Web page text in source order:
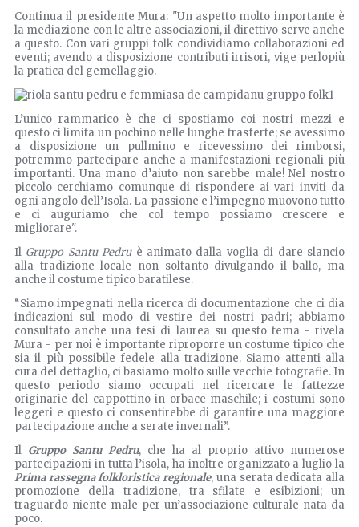
Continua il presidente Mura: "Un aspetto molto importante è
la mediazione con le altre associazioni, il direttivo serve anche
a questo. Con vari gruppi folk condividiamo collaborazioni ed
eventi; avendo a disposizione contributi irrisori, vige perlopiù
la pratica del gemellaggio.
L’unico rammarico è che ci spostiamo coi nostri mezzi e
questo ci limita un pochino nelle lunghe trasferte; se avessimo
a disposizione un pullmino e ricevessimo dei rimborsi,
potremmo partecipare anche a manifestazioni regionali più
importanti. Una mano d’aiuto non sarebbe male! Nel nostro
piccolo cerchiamo comunque di rispondere ai vari inviti da
ogni angolo dell’Isola. La passione e l’impegno muovono tutto
e ci auguriamo che col tempo possiamo crescere e
migliorare".
Il Gruppo Santu Pedruè animato dalla voglia di dare slancio
alla tradizione locale non soltanto divulgando il ballo, ma
anche il costume tipico baratilese.
“Siamo impegnati nella ricerca di documentazione che ci dia
indicazioni sul modo di vestire dei nostri padri; abbiamo
consultato anche una tesi di laurea su questo tema - rivela
Mura - per noi è importante riproporre un costume tipico che
sia il più possibile fedele alla tradizione. Siamo attenti alla
cura del dettaglio, ci basiamo molto sulle vecchie fotografie. In
questo periodo siamo occupati nel ricercare le fattezze
originarie del cappottino in orbace maschile; i costumi sono
leggeri e questo ci consentirebbe di garantire una maggiore
partecipazione anche a serate invernali”.
Il Gruppo Santu Pedru, che ha al proprio attivo numerose
partecipazioni in tutta l’isola, ha inoltre organizzato a luglio la
Prima rassegna folkloristica regionale, una serata dedicata alla
promozione della tradizione, tra sfilate e esibizioni; un
traguardo niente male per un’associazione culturale nata da
poco.